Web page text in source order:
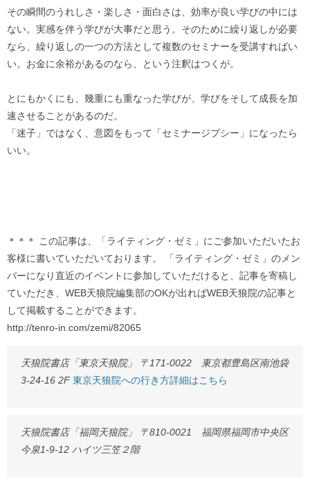
その瞬間のうれしさ・楽しさ・面白さは、効率が良い学びの中には
ない。実感を伴う学びが大事だと思う。そのために繰り返しが必要
なら、繰り返しの一つの方法として複数のセミナーを受講すればい
い。お金に余裕があるのなら、という注釈はつくが。
とにもかくにも、幾重にも重なった学びが、学びをそして成長を加
速させることがあるのだ。
「迷子」ではなく、意図をもって「セミナージプシー」になったら
いい。
＊＊＊ この記事は、「ライティング・ゼミ」にご参加いただいたお
客様に書いていただいております。 「ライティング・ゼミ」のメン
バーになり直近のイベントに参加していただけると、記事を寄稿し
ていただき、WEB天狼院編集部のOKが出ればWEB天狼院の記事と
して掲載することができます。
http://tenro-in.com/zemi/82065
天狼院書店「東京天狼院」 〒171-0022 東京都豊島区南池袋
3-24-16 2F 東京天狼院への行き方詳細はこちら
天狼院書店「福岡天狼院」 〒810-0021 福岡県福岡市中央区
今泉1-9-12 ハイツ三笠２階